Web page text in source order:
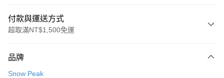
付款與運送方式
超取滿NT$1,500免運
信用卡一次付款
品牌
Snow Peak